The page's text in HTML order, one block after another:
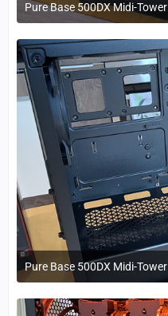
Pure Base 500DX Midi-
29. März 2023 um
Pure Base 500DX Midi-
29. März 2023 um